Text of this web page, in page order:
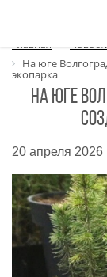
Главная
На юге
экопарка
На юге
20 апреля 2026